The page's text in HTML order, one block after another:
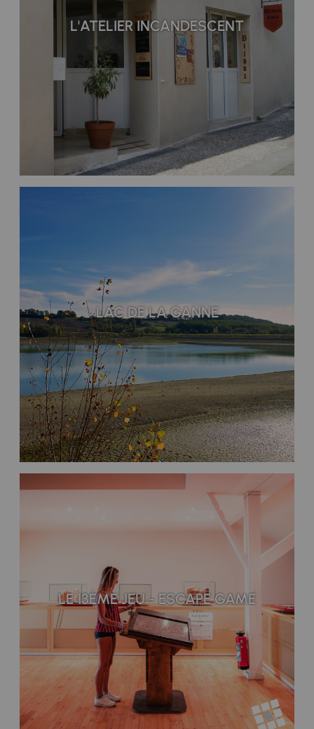
L'ATELIER INCANDESCENT
LAC DE LA GANNE
LE 13ÈME JEU - ESCAPE GAME